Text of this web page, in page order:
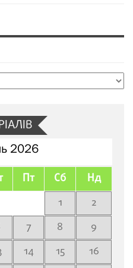
2026
Пт Сб Нд
1
2
7 8
9
14 15
16